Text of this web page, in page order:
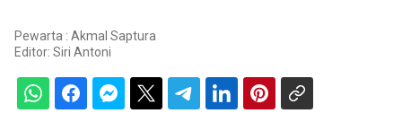
Pewarta : Akmal Saptura
Editor: Siri Antoni